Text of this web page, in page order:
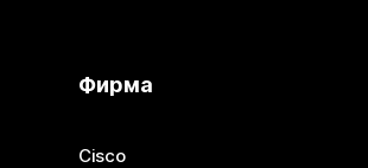
Фирма
Cisco